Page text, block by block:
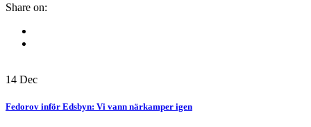
Share on:
14 Dec
Fedorov inför Edsbyn: Vi vann närkamper igen